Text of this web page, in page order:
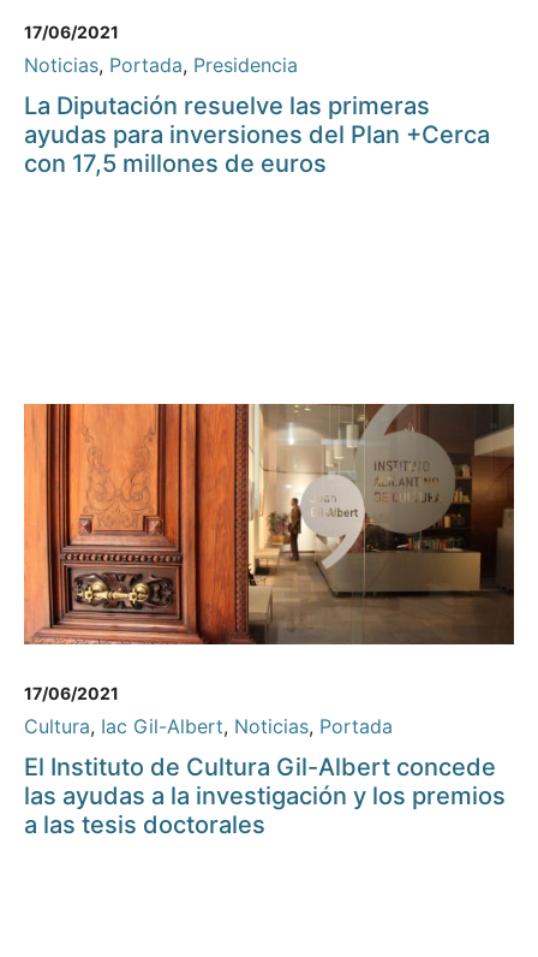
17/06/2021
Noticias, Portada, Presidencia
La Diputación resuelve las primeras
ayudas para inversiones del Plan +Cerca
con 17,5 millones de euros
17/06/2021
Cultura, Iac Gil-Albert, Noticias, Portada
El Instituto de Cultura Gil-Albert concede
las ayudas a la investigación y los premios
a las tesis doctorales